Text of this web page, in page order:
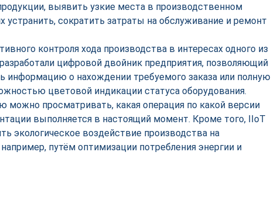
выявить узкие места в производственном
устранить, сократить затраты на обслуживание и ремонт
контроля хода производства в интересах одного из
цифровой двойник предприятия, позволяющий
информацию о нахождении требуемого заказа или полную
цветовой индикации статуса оборудования.
можно просматривать, какая операция по какой версии
выполняется в настоящий момент. Кроме того, IIoT
экологическое воздействие производства на
путём оптимизации потребления энергии и